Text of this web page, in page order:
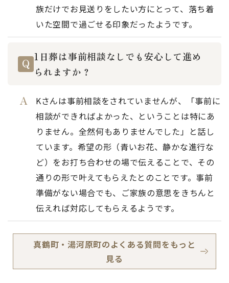
族だけでお見送りをしたい方にとって、落ち着
いた空間で過ごせる印象だったようです。
1日葬は事前相談なしでも安心して進め
られますか？
Kさんは事前相談をされていませんが、「事前に
相談ができればよかった、ということは特にあ
りません。全然何もありませんでした」と話し
ています。希望の形（青いお花、静かな進行な
ど）をお打ち合わせの場で伝えることで、その
通りの形で叶えてもらえたとのことです。事前
準備がない場合でも、ご家族の意思をきちんと
伝えれば対応してもらえるようです。
真鶴町・湯河原町のよくある質問をもっと
見る